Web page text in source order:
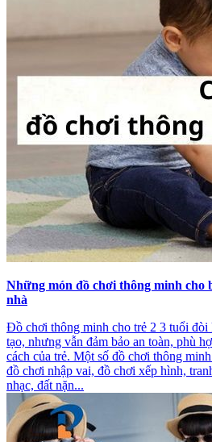
Những món đồ chơi thông minh cho
nhà
Đồ chơi thông minh cho trẻ 2 3 tuổi đòi
tạo, nhưng vẫn đảm bảo an toàn, phù
cách của trẻ. Một số đồ chơi thông
đồ chơi nhập vai, đồ chơi xếp hình,
nhạc, đất nặn...